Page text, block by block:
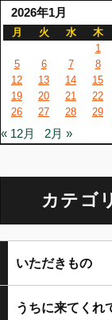
2026年1月
月 火 水 木
1
5
6 7 8
12
13 14 15
19
20 21 22
26
27 28 29
« 12月 2月 »
カテゴ
いただきもの
うちに来てくれ